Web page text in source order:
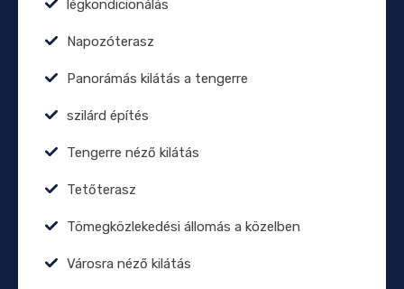
légkondicionálás
Napozóterasz
Panorámás kilátás a tengerre
szilárd építés
Tengerre néző kilátás
Tetőterasz
Tömegközlekedési állomás a közelben
Városra néző kilátás